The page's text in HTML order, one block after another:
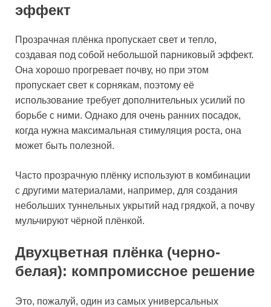
эффект
Прозрачная плёнка пропускает свет и тепло,
создавая под собой небольшой парниковый эффект.
Она хорошо прогревает почву, но при этом
пропускает свет к сорнякам, поэтому её
использование требует дополнительных усилий по
борьбе с ними. Однако для очень ранних посадок,
когда нужна максимальная стимуляция роста, она
может быть полезной.
Часто прозрачную плёнку используют в комбинации
с другими материалами, например, для создания
небольших туннельных укрытий над грядкой, а почву
мульчируют чёрной плёнкой.
Двухцветная плёнка (черно-
белая): компромиссное решение
Это, пожалуй, один из самых универсальных